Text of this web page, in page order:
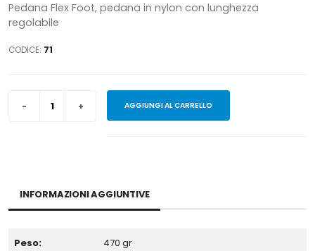
Pedana Flex Foot, pedana in nylon con lunghezza
regolabile
CODICE: 71
AGGIUNGI AL CARRELLO
INFORMAZIONI AGGIUNTIVE
Peso: 470 gr